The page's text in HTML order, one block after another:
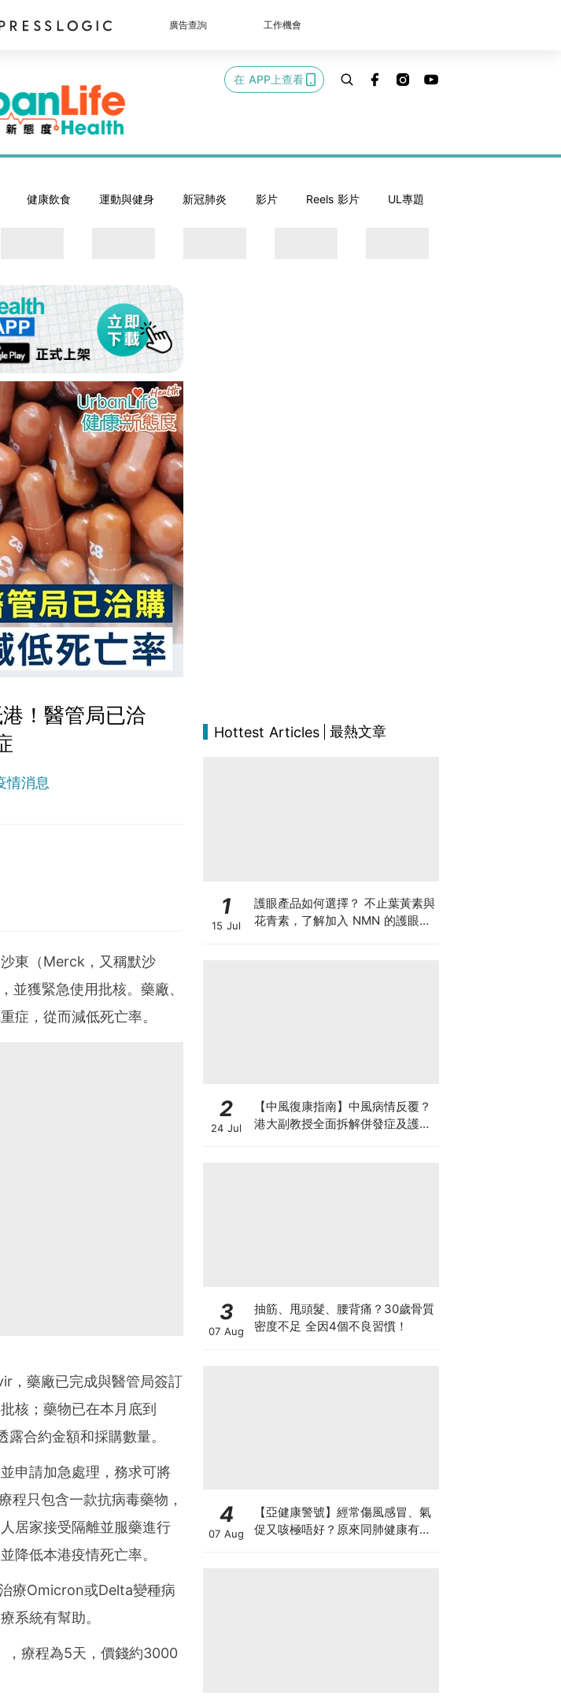
廣告查詢 工作機會
在 APP上查看
健康飲食 運動與健身 新冠肺炎 影片 Reels 影片 UL專題
！醫管局已洽
情消息
東（Merck，又稱默沙
並獲緊急使用批核。藥廠、
症，從而減低死亡率。
，藥廠已完成與醫管局簽訂
核；藥物已在本月底到
合約金額和採購數量。
申請加急處理，務求可將
程只包含一款抗病毒藥物，
居家接受隔離並服藥進行
降低本港疫情死亡率。
療Omicron或Delta變種病
系統有幫助。
，療程為5天，價錢約3000
Hottest Articles 最熱文章
1
15 Jul
護眼產品如何選擇？ 不止葉黃素與
花青素，了解加入 NMN 的護眼方
2
24 Jul
【中風復康指南】中風病情反覆？
港大副教授全面拆解併發症及護理
3
07 Aug
抽筋、甩頭髮、腰背痛？30歲骨質
密度不足 全因4個不良習慣！
4
07 Aug
【亞健康警號】經常傷風感冒、氣
促又咳極唔好？原來同肺健康有